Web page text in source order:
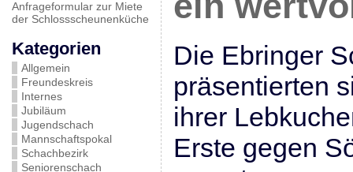
Anfrageformular zur Miete
der Schlossscheunenküche
Kategorien
Allgemein
Freundeskreis
Internes
Jubiläum
Jugendschach
Mannschaftspokal
Schachbezirk
Seniorenschach
Die Ebringer
präsentierten
ihrer
Erste gegen